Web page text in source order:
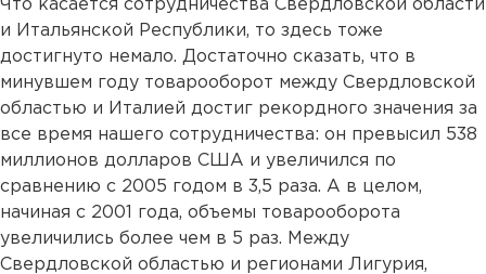
Что касается сотрудничества Свердловской области
и Итальянской Республики, то здесь тоже
достигнуто немало. Достаточно сказать, что в
минувшем году товарооборот между Свердловской
областью и Италией достиг рекордного значения за
все время нашего сотрудничества: он превысил 538
миллионов долларов США и увеличился по
сравнению с 2005 годом в 3,5 раза. А в целом,
начиная с 2001 года, объемы товарооборота
увеличились более чем в 5 раз. Между
Свердловской областью и регионами Лигурия,